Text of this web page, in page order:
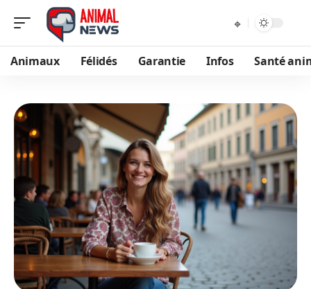
Animaux Félidés Garantie Infos Santé